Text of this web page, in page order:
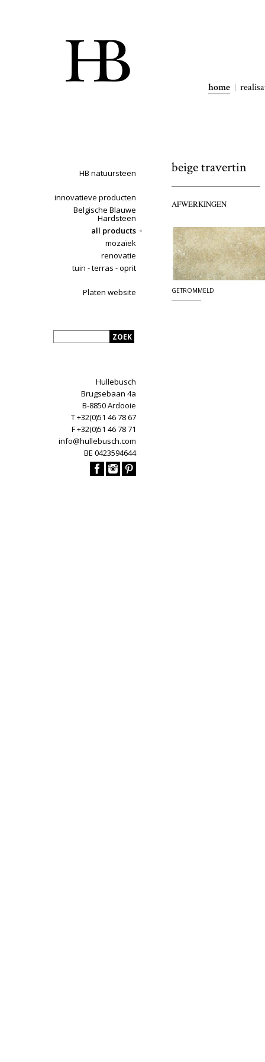
home
HB natuursteen
innovatieve producten
Belgische Blauwe
Hardsteen
all products
mozaïek
renovatie
tuin - terras - oprit
Platen website
Hullebusch
Brugsebaan 4a
B-8850 Ardooie
T +32(0)51 46 78 67
F +32(0)51 46 78 71
info@hullebusch.com
BE 0423594644
beige travertin
AFWERKINGEN
GETROMMELD